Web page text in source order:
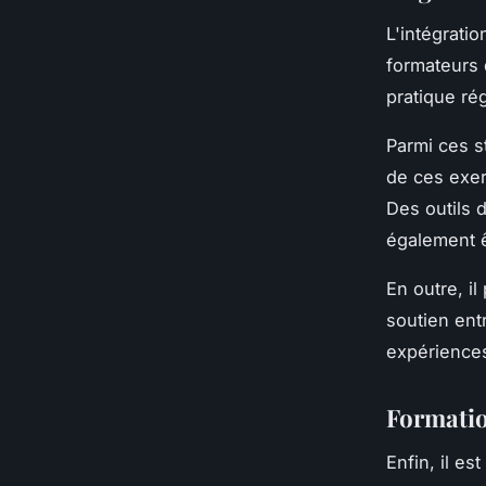
formateurs
pratique
Parmi ces
de ces
Des outils
également
En outre, il
soutien
Enfin, il